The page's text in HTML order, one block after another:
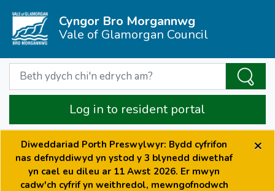
Cyngor Bro Morgannwg
Vale of Glamorgan Council
Log in to resident portal
Diweddariad Porth Preswylwyr: Bydd cyfrifon
nas defnyddiwyd yn ystod y 3 blynedd diwethaf
yn cael eu dileu ar 11 Awst 2026. Er mwyn
cadw'ch cyfrif yn weithredol, mewngofnodwch
×